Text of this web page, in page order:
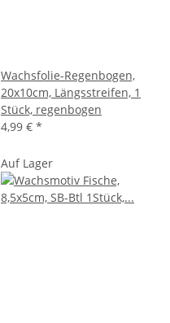
Wachsfolie-Regenbogen,
20x10cm, Längsstreifen, 1
Stück, regenbogen
4,99 € *
Auf Lager